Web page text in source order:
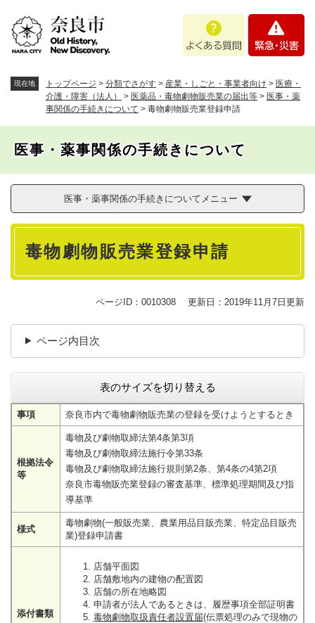
。
あ
問
・
現在地 トップページ > 分類でさがす > 産業・しごと・事業者向け > 医療・
介護・障害（法人）
> 医薬品・毒物劇物販売業の届出等 > 医事・薬
事関係の手続きについて > 毒物劇物販売業登録申請
医事・薬事関係の手続きについて
医事・薬事関係の手続きについてメニュー
本
毒物劇物販売業登録申請
ページID：0010308 更新日：2019年11月7日更新
ページ内目次
表のサイズを切り替える
事項 奈良市内で毒物劇物販売業の登録を受けようとするとき
根拠法令
等
毒物及び劇物取締法第4条第3項
毒物及び劇物取締法施行令第33条
毒物及び劇物取締法施行規則第2条、第4条の4第2項
奈良市毒物販売業登録の審査基準、標準処理期間及び指
導基準
様式
毒物劇物(一般販売業、農業用品目販売業、特定品目販売
業)登録申請書
添付書類
店舗平面図
店舗敷地内の建物の配置図
店舗の所在地略図
申請者が法人であるときは、履歴事項全部証明書
毒物劇物取扱責任者設置届(伝票処理のみで現物の